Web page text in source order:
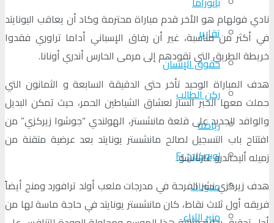
تقارير
حقوق الإنسان
ركن الطالب
رياضة
لوبوكلاج Fr
مدونات
منبر الآراء
نادي فولهام هو الأخر قدم مباراة محترمة وكاد أن يعاقب اليونايتد
في أكثر من مناسبة، غير أن رفاق الإسباني أداما تراوري فقدوا
خريطة الطريق التي تقودهم إلى مرمى الحارس أندري أونانا.
هدف المباراة الوحيد تأخر حتى الدقيقة السابعة و الثمانون التي
حملت معها الخبر السار لعشاق الشياطين الحمر، حيث تمكن البديل
والوافد الجديد على قلعة مانشستر، الهولندي “جوشوا زيركزي” من
افتتاح باب التسجيل لصالح مانشستر يونايتد بعد عرضية متقنة من
زميله أليخاندرو غارناتشو.
هدف زيركزي نشر الفرحة في مدرجات ملعب أولد ترافورد ومنح أيضاً
فريقه أول ثلاث نقاط، كان مانشستر يونايتد في حاجة ماسة لها من